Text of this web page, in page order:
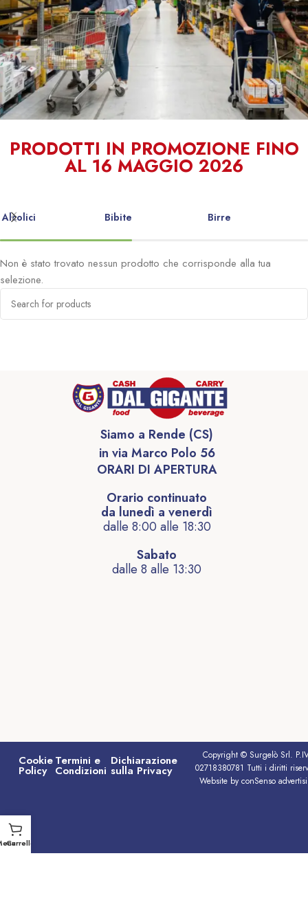
Qualità e
Convenienza
PRODOTTI IN PROMOZIONE FINO
AL 16 MAGGIO 2026
Alcolici Bibite Birre
Non è stato trovato nessun prodotto che corrisponde alla tua
selezione.
Siamo a Rende (CS)
in via Marco Polo 56
ORARI DI APERTURA
Orario continuato
da lunedì a venerdì
dalle 8:00 alle 18:30
Sabato
dalle 8 alle 13:30
Cookie
Policy
Termini e
Condizioni
Dichiarazione
sulla Privacy
Copyright © Surgelò Srl.
02718380781 Tutti i diritti
Website by conSenso
Carrello